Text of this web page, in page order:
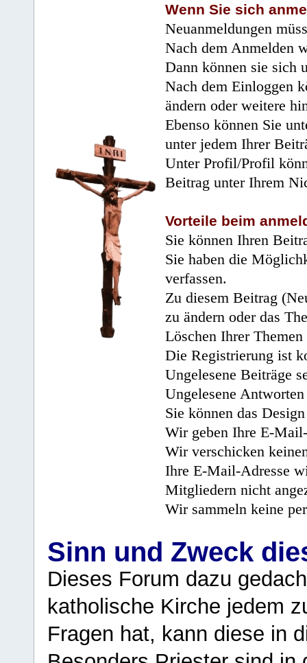
Wenn Sie sich
Neuanmeldungen
Nach dem Anmelden
Dann können sie sich
Nach dem Einloggen
ändern oder weitere
Ebenso können Sie
unter jedem Ihrer
Unter Profil/Profil
Beitrag unter Ihrem
Vorteile beim
Sie können Ihren
Sie haben die
verfassen.
Zu diesem Beitrag
zu ändern oder das
Löschen Ihrer
Die Registrierung ist
Ungelesene Beiträge
Ungelesene
Sie können das
Wir geben Ihre E-
Wir verschicken
Ihre E-Mail-Adresse
Mitgliedern nicht
Wir sammeln keine
Sinn und Zweck
Dieses Forum dazu
katholische Kirche jedem
Fragen hat, kann diese in